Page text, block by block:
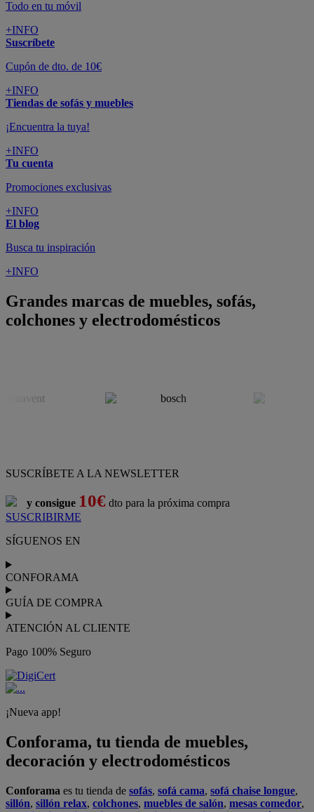
Todo en tu móvil
+INFO
Suscríbete
Cupón de dto. de 10€
+INFO
Tiendas de sofás y muebles
¡Encuentra la tuya!
+INFO
Tu cuenta
Promociones exclusivas
+INFO
El blog
Busca tu inspiración
+INFO
Grandes marcas de muebles, sofás,
colchones y electrodomésticos
SUSCRÍBETE A LA NEWSLETTER
y consigue 10€ dto para la próxima compra
SUSCRIBIRME
SÍGUENOS EN
CONFORAMA
GUÍA DE COMPRA
ATENCIÓN AL CLIENTE
Pago 100% Seguro
¡Nueva app!
Conforama, tu tienda de muebles,
decoración y electrodomésticos
Conforama es tu tienda de sofás, sofá cama, sofá chaise longue,
sillón, sillón relax, colchones, muebles de salón, mesas comedor,